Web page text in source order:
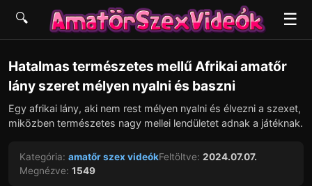
☰
🔍
▶
Hatalmas természetes mellű Afrikai amatőr
lány szeret mélyen nyalni és baszni
Egy afrikai lány, aki nem rest mélyen nyalni és élvezni a szexet,
miközben természetes nagy mellei lendületet adnak a játéknak.
Kategória: amatőr szex videókFeltöltve: 2024.07.07.
Megnézve: 1549